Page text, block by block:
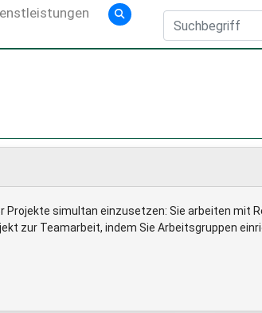
Projekte simultan einzusetzen: Sie arbeiten mit
zur Teamarbeit, indem Sie Arbeitsgruppen